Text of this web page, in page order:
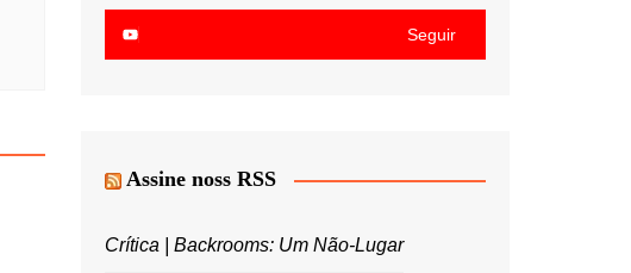
Seguir
Assine noss RSS
Crítica | Backrooms: Um Não-Lugar